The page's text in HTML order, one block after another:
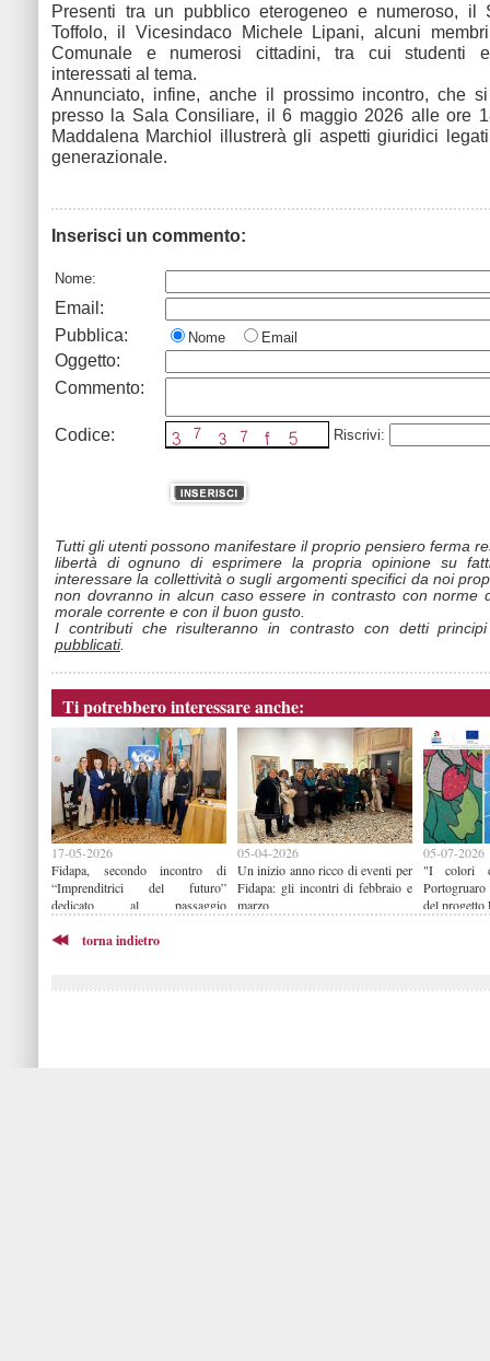
Presenti tra un pubblico eterogeneo e numeroso, il
Toffolo, il Vicesindaco Michele Lipani, alcuni
Comunale e numerosi cittadini, tra cui studenti e
interessati al tema.
Annunciato, infine, anche il prossimo incontro, che
presso la Sala Consiliare, il 6 maggio 2026 alle ore
Maddalena Marchiol illustrerà gli aspetti giuridici
generazionale.
Inserisci un commento:
Nome:
Email:
Pubblica:
Nome Email
Oggetto:
Commento:
Codice: Riscrivi:
Tutti gli utenti possono manifestare il proprio pensiero ferma
libertà di ognuno di esprimere la propria opinione su
interessare la collettività o sugli argomenti specifici da noi
non dovranno in alcun caso essere in contrasto con norme
morale corrente e con il buon gusto.
I contributi che risulteranno in contrasto con detti
pubblicati.
Ti potrebbero interessare anche:
17-05-2026
Fidapa, secondo incontro di
“Imprenditrici del futuro”
dedicato al passaggio
05-04-2026
Un inizio anno ricco di eventi per
Fidapa: gli incontri di febbraio e
marzo
05-07-2026
"I colori
del progetto
torna indietro